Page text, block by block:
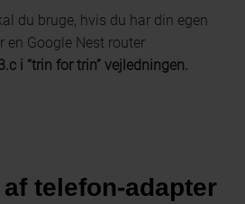
du bruge, hvis du har din egen
en Google Nest router
i “trin for trin” vejledningen.
telefon-adapter